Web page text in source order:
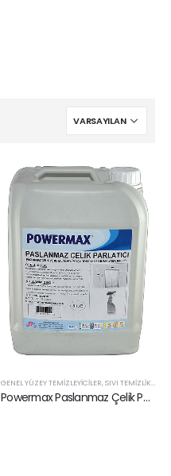
GENEL YÜZEY TEMIZLEYICILER,SIVI TEMIZLIK ÜRÜNLERI
Powermax Paslanmaz Çelik Parlatıcı 5 lt